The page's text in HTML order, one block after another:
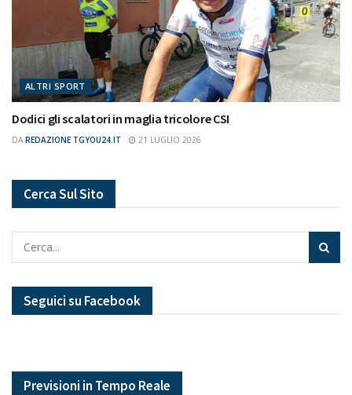
ALTRI SPORT
Dodici gli scalatori in maglia tricolore CSI
DA REDAZIONE TGYOU24.IT 21 LUGLIO 2026
Cerca Sul Sito
Seguici su Facebook
Previsioni in Tempo Reale